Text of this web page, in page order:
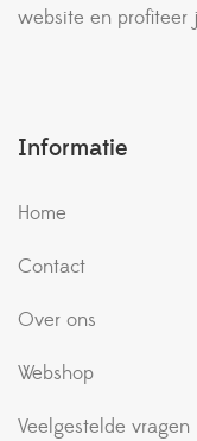
website en profiteer
Informatie
Home
Contact
Over ons
Webshop
Veelgestelde vragen